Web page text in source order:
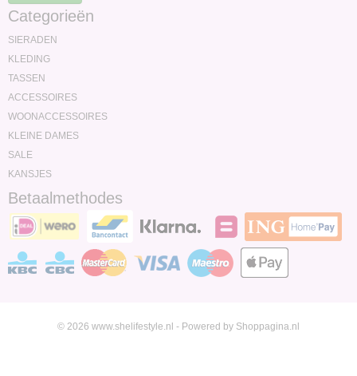
Categorieën
SIERADEN
KLEDING
TASSEN
ACCESSOIRES
WOONACCESSOIRES
KLEINE DAMES
SALE
KANSJES
Betaalmethodes
© 2026 www.shelifestyle.nl - Powered by Shoppagina.nl